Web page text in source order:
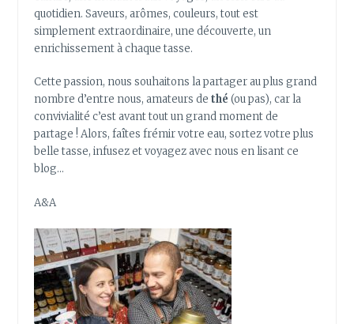
quotidien. Saveurs, arômes, couleurs, tout est
simplement extraordinaire, une découverte, un
enrichissement à chaque tasse.
Cette passion, nous souhaitons la partager au plus grand
nombre d’entre nous, amateurs de thé (ou pas), car la
convivialité c’est avant tout un grand moment de
partage ! Alors, faîtes frémir votre eau, sortez votre plus
belle tasse, infusez et voyagez avec nous en lisant ce
blog…
A&A